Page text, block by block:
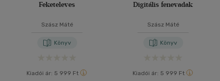
Feketeleves
Szász Máté
Könyv
Kiadói ár: 5 999 Ft
Digitális fenevadak
Szász Máté
Könyv
Kiadói ár: 5 999 Ft